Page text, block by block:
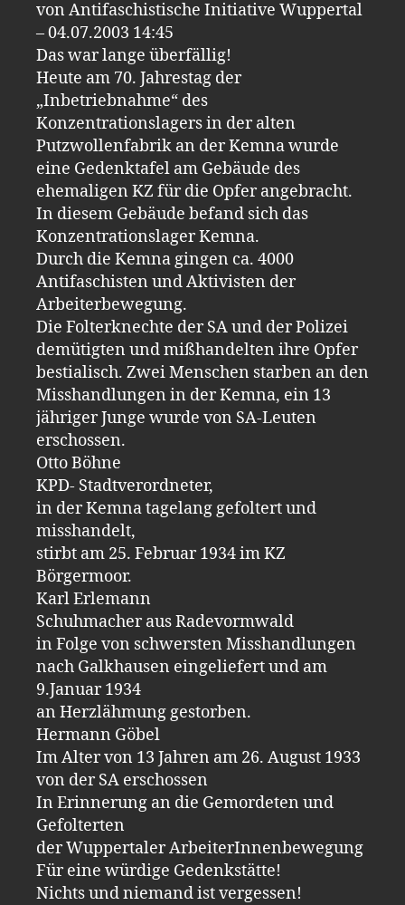
von Antifaschistische Initiative Wuppertal
– 04.07.2003 14:45
Das war lange überfällig!
Heute am 70. Jahrestag der
„Inbetriebnahme“ des
Konzentrationslagers in der alten
Putzwollenfabrik an der Kemna wurde
eine Gedenktafel am Gebäude des
ehemaligen KZ für die Opfer angebracht.
In diesem Gebäude befand sich das
Konzentrationslager Kemna.
Durch die Kemna gingen ca. 4000
Antifaschisten und Aktivisten der
Arbeiterbewegung.
Die Folterknechte der SA und der Polizei
demütigten und mißhandelten ihre Opfer
bestialisch. Zwei Menschen starben an den
Misshandlungen in der Kemna, ein 13
jähriger Junge wurde von SA-Leuten
erschossen.
Otto Böhne
KPD- Stadtverordneter,
in der Kemna tagelang gefoltert und
misshandelt,
stirbt am 25. Februar 1934 im KZ
Börgermoor.
Karl Erlemann
Schuhmacher aus Radevormwald
in Folge von schwersten Misshandlungen
nach Galkhausen eingeliefert und am
9.Januar 1934
an Herzlähmung gestorben.
Hermann Göbel
Im Alter von 13 Jahren am 26. August 1933
von der SA erschossen
In Erinnerung an die Gemordeten und
Gefolterten
der Wuppertaler ArbeiterInnenbewegung
Für eine würdige Gedenkstätte!
Nichts und niemand ist vergessen!